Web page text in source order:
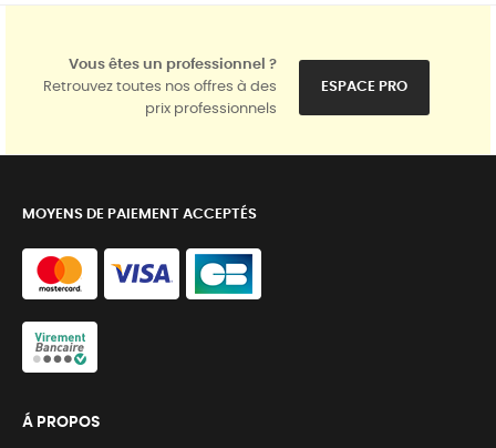
Vous êtes un professionnel ?
Retrouvez toutes nos offres à des
prix professionnels
ESPACE PRO
MOYENS DE PAIEMENT ACCEPTÉS
Á PROPOS